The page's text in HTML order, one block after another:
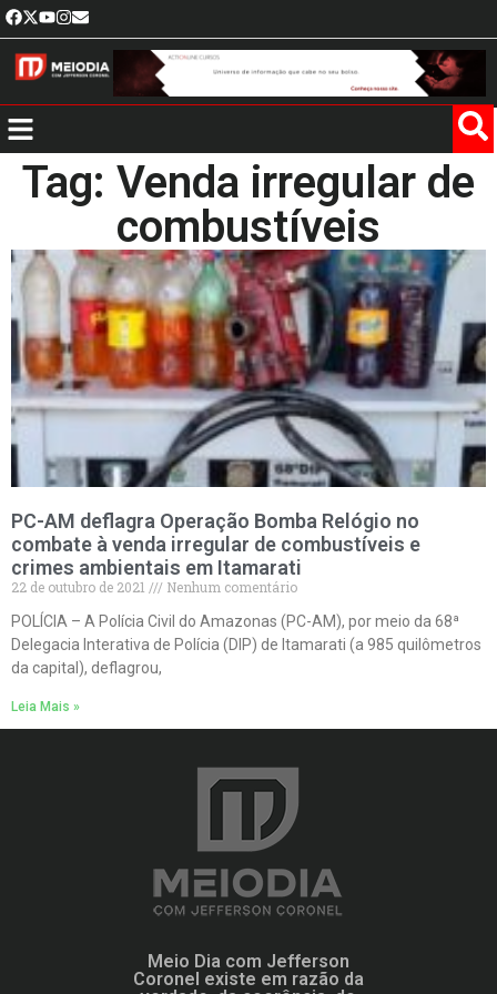
Tag: Venda irregular de
combustíveis
PC-AM deflagra Operação Bomba Relógio no
combate à venda irregular de combustíveis e
crimes ambientais em Itamarati
22 de outubro de 2021
Nenhum comentário
POLÍCIA – A Polícia Civil do Amazonas (PC-AM), por meio da 68ª
Delegacia Interativa de Polícia (DIP) de Itamarati (a 985 quilômetros
da capital), deflagrou,
Leia Mais »
Meio Dia com Jefferson
Coronel existe em razão da